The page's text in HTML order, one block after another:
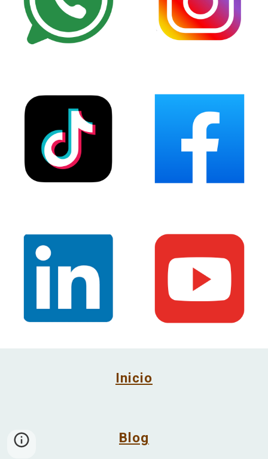
Inicio
Blog